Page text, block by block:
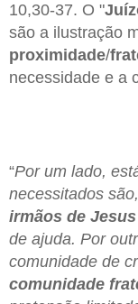
10,30-37. O "
são a ilustração
proximidade/
necessidade e a
“Por um lado,
necessitados
irmãos de Jesus
de ajuda. Por
comunidade de
comunidade